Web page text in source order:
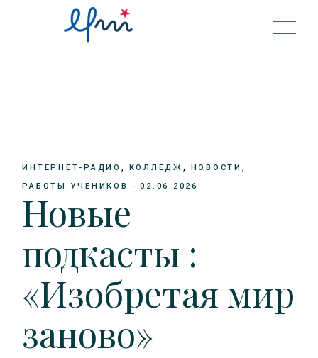
содержанию
ИНТЕРНЕТ-РАДИО КОЛЛЕДЖ
НОВОСТИ
РАБОТЫ УЧЕНИКОВ
02.06.2026
Новые
подкасты :
«Изобретая мир
заново»